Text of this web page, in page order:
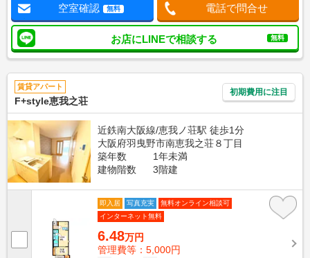
空室確認 無料 電話で問合せ
お店にLINEで相談する 無料
賃貸アパート
F+style恵我之荘
初期費用に注目
近鉄南大阪線/恵我ノ荘駅 徒歩1分
大阪府羽曳野市南恵我之荘８丁目
築年数
1年未満
建物階数
3階建
即入居 写真充実
無料オンライン相談可
インターネット無料
6.48万円
管理費等：5,000円